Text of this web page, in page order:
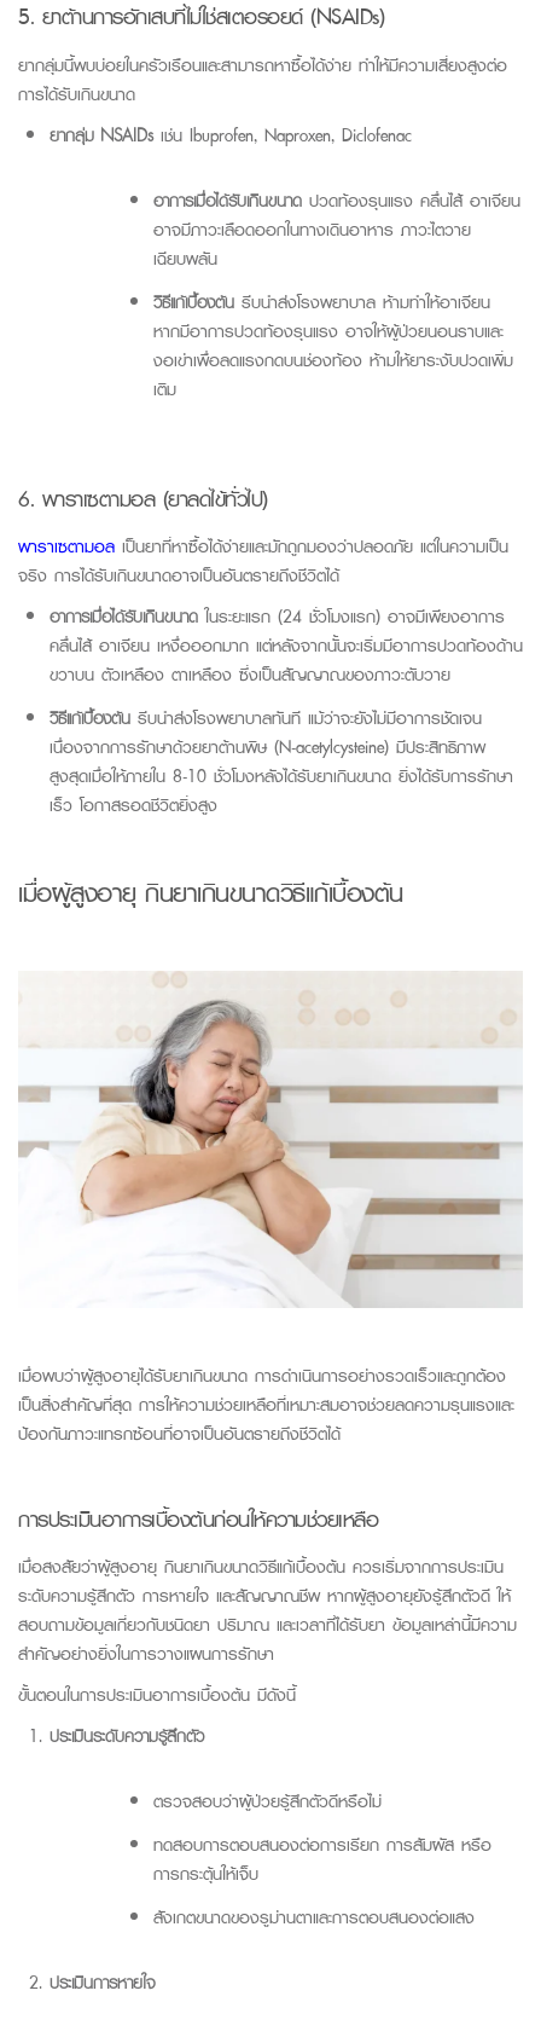
5. ยาต้านการอักเสบที่ไม่ใช่สเตอรอยด์(NSAIDs)
ยากลุ่มนี้พบบ่อยในครัวเรือนและสามารถหาซื้อได้ง่าย ทำให้มีความเสี่ยงสูงต่อ
การได้รับเกินขนาด
ยากลุ่ม NSAIDsเช่น Ibuprofen, Naproxen, Diclofenac
อาการเมื่อได้รับเกินขนาด ปวดท้องรุนแรง คลื่นไส้ อาเจียน
อาจมีภาวะเลือดออกในทางเดินอาหาร ภาวะไตวาย
เฉียบพลัน
วิธีแก้เบื้องต้น รีบนำส่งโรงพยาบาล ห้ามทำให้อาเจียน
หากมีอาการปวดท้องรุนแรง อาจให้ผู้ป่วยนอนราบและ
งอเข่าเพื่อลดแรงกดบนช่องท้อง ห้ามให้ยาระงับปวดเพิ่ม
เติม
6. พาราเซตามอล (ยาลดไข้ทั่วไป)
พาราเซตามอล เป็นยาที่หาซื้อได้ง่ายและมักถูกมองว่าปลอดภัย แต่ในความเป็น
จริง การได้รับเกินขนาดอาจเป็นอันตรายถึงชีวิตได้
อาการเมื่อได้รับเกินขนาด ในระยะแรก (24 ชั่วโมงแรก) อาจมีเพียงอาการ
คลื่นไส้ อาเจียน เหงื่อออกมาก แต่หลังจากนั้นจะเริ่มมีอาการปวดท้องด้าน
ขวาบน ตัวเหลือง ตาเหลือง ซึ่งเป็นสัญญาณของภาวะตับวาย
วิธีแก้เบื้องต้น รีบนำส่งโรงพยาบาลทันที แม้ว่าจะยังไม่มีอาการชัดเจน
เนื่องจากการรักษาด้วยยาต้านพิษ (N-acetylcysteine) มีประสิทธิภาพ
สูงสุดเมื่อให้ภายใน 8-10 ชั่วโมงหลังได้รับยาเกินขนาด ยิ่งได้รับการรักษา
เร็ว โอกาสรอดชีวิตยิ่งสูง
เมื่อผู้สูงอายุ กินยาเกินขนาดวิธีแก้เบื้องต้น
เมื่อพบว่าผู้สูงอายุได้รับยาเกินขนาด การดำเนินการอย่างรวดเร็วและถูกต้อง
เป็นสิ่งสำคัญที่สุด การให้ความช่วยเหลือที่เหมาะสมอาจช่วยลดความรุนแรงและ
ป้องกันภาวะแทรกซ้อนที่อาจเป็นอันตรายถึงชีวิตได้
การประเมินอาการเบื้องต้นก่อนให้ความช่วยเหลือ
เมื่อสงสัยว่าผู้สูงอาย กินยาเกินขนาดวิธีแก้เบื้องต้น ควรเริ่มจากการประเมิน
ระดับความรู้สึกตัว การหายใจ และสัญญาณชีพ หากผู้สูงอายุยังรู้สึกตัวดี ให้
สอบถามข้อมูลเกี่ยวกับชนิดยา ปริมาณ และเวลาที่ได้รับยา ข้อมูลเหล่านี้มีความ
สำคัญอย่างยิ่งในการวางแผนการรักษา
ขั้นตอนในการประเมินอาการเบื้องต้น มีดังนี้
ประเมินระดับความรู้สึกตัว
ตรวจสอบว่าผู้ป่วยรู้สึกตัวดีหรือไม่
ทดสอบการตอบสนองต่อการเรียก การสัมผัส หรือ
การกระตุ้นให้เจ็บ
สังเกตขนาดของรูม่านตาและการตอบสนองต่อแสง
ประเมินการหายใจ